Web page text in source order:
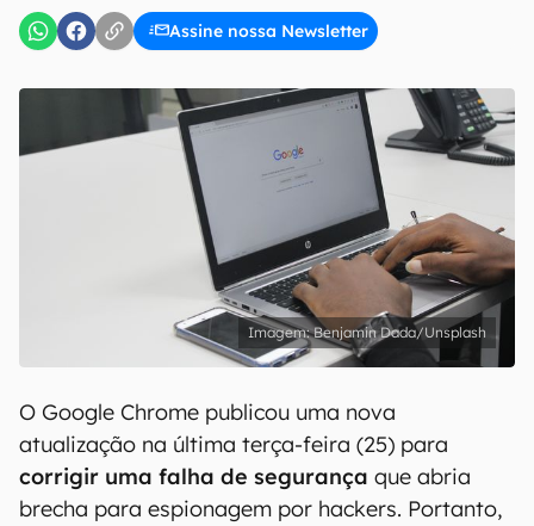
Assine nossa Newsletter
Uso e Política de Privacidade do Canaltech.
Benjamin Dada/Unsplash
O Google Chrome publicou uma nova
atualização na última terça-feira (25) para
corrigir uma falha de segurança que abria
brecha para espionagem por hackers. Portanto,